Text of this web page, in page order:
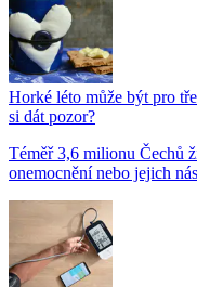
Horké léto může být pro
si dát pozor?
Téměř 3,6 milionu Čechů
onemocnění nebo jejich